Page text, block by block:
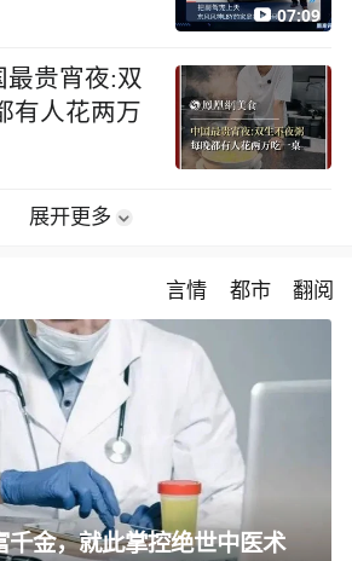
07:09
最贵宵夜:双
有人花两万
展开更多
言情 都市 翻阅
千金，就此掌控绝世中医术